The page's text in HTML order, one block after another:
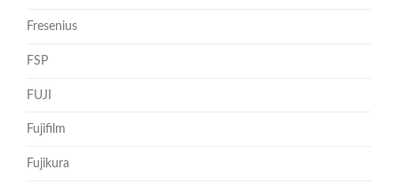
Fresenius
FSP
FUJI
Fujifilm
Fujikura